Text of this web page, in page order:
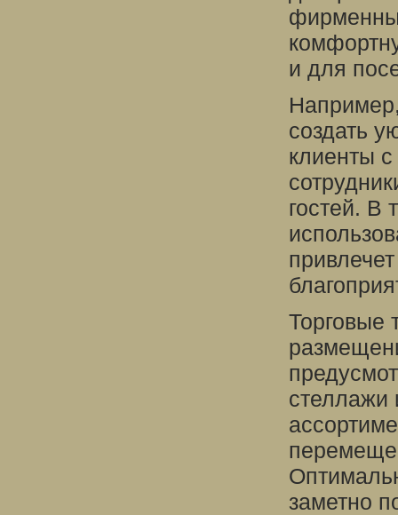
и для
создать
клиенты
гостей. В
Торговые
стеллажи
заметно